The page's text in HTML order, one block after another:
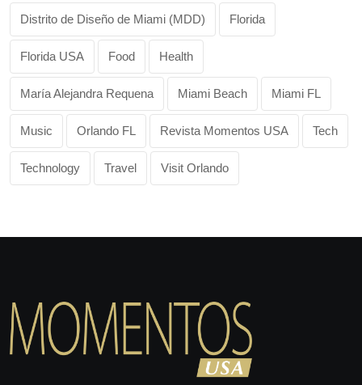
Distrito de Diseño de Miami (MDD) Florida
Florida USA Food Health
María Alejandra Requena Miami Beach Miami FL
Music Orlando FL Revista Momentos USA Tech
Technology Travel Visit Orlando